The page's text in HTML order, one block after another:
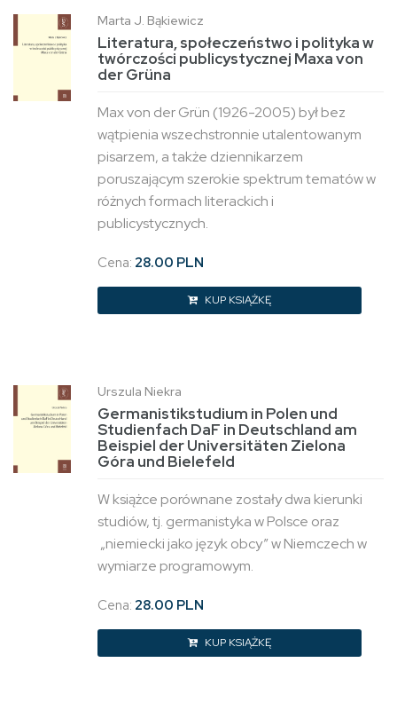
Marta J. Bąkiewicz
Literatura, społeczeństwo i polityka w
twórczości publicystycznej Maxa von
der Grüna
Max von der Grün (1926-2005) był bez
wątpienia wszechstronnie utalentowanym
pisarzem, a także dziennikarzem
poruszającym szerokie spektrum tematów w
różnych formach literackich i
publicystycznych.
Cena: 28.00 PLN
KUP KSIĄŻKĘ
Urszula Niekra
Germanistikstudium in Polen und
Studienfach DaF in Deutschland am
Beispiel der Universitäten Zielona
Góra und Bielefeld
W książce porównane zostały dwa kierunki
studiów, tj. germanistyka w Polsce oraz
„niemiecki jako język obcy” w Niemczech w
wymiarze programowym.
Cena: 28.00 PLN
KUP KSIĄŻKĘ